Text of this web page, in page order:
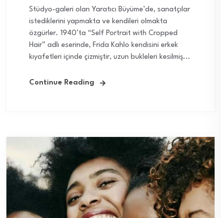
Stüdyo-galeri olan Yaratıcı Büyüme’de, sanatçılar
istediklerini yapmakta ve kendileri olmakta
özgürler. 1940’ta “Self Portrait with Cropped
Hair” adlı eserinde, Frida Kahlo kendisini erkek
kıyafetleri içinde çizmiştir, uzun bukleleri kesilmiş...
Continue Reading